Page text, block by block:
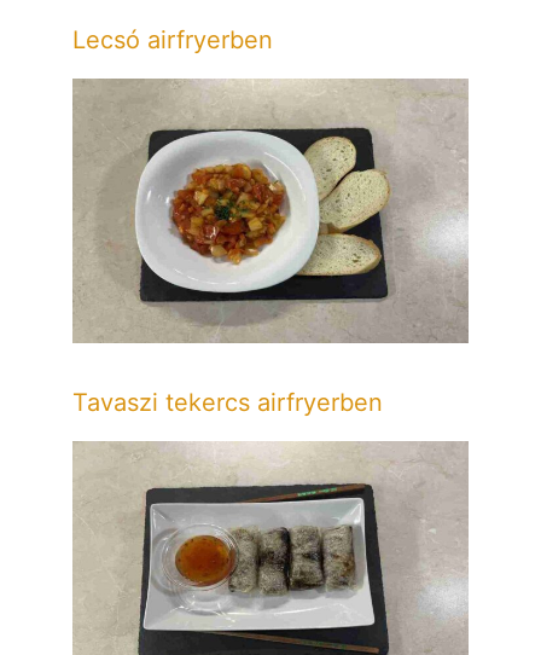
Lecsó airfryerben
Tavaszi tekercs airfryerben